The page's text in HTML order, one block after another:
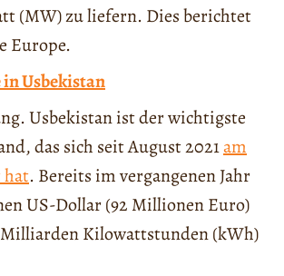
(MW) zu liefern. Dies berichtet
Europe.
Usbekistan
Usbekistan ist der wichtigste
das sich seit August 2021am
hat. Bereits im vergangenen Jahr
US-Dollar (92 Millionen Euro)
Kilowattstunden (kWh)